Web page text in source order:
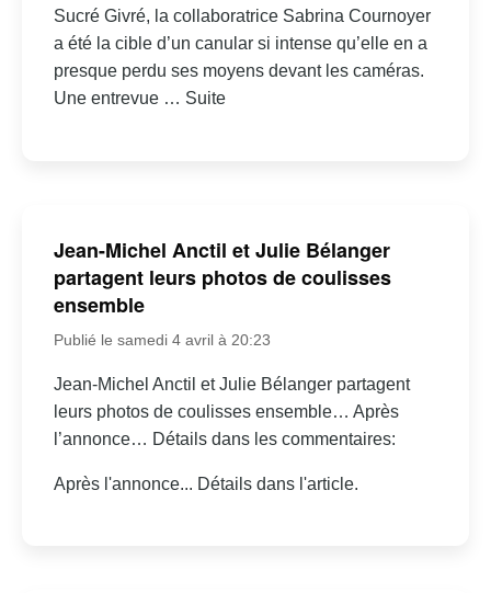
Sucré Givré, la collaboratrice Sabrina Cournoyer
a été la cible d’un canular si intense qu’elle en a
presque perdu ses moyens devant les caméras.
Une entrevue … Suite
Jean-Michel Anctil et Julie Bélanger
partagent leurs photos de coulisses
ensemble
Publié le samedi 4 avril à 20:23
Jean-Michel Anctil et Julie Bélanger partagent
leurs photos de coulisses ensemble… Après
l’annonce… Détails dans les commentaires:
Après l'annonce... Détails dans l'article.